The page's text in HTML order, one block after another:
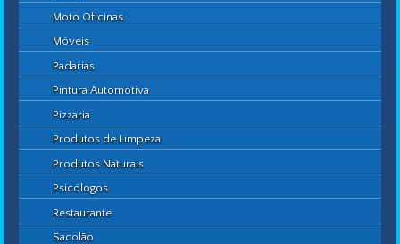
Moto Oficinas
Móveis
Padarias
Pintura Automotiva
Pizzaria
Produtos de Limpeza
Produtos Naturais
Psicólogos
Restaurante
Sacolão